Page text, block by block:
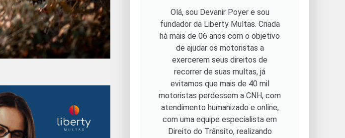
Olá, sou Devanir Poyer e sou
fundador da Liberty Multas. Criada
há mais de 06 anos com o objetivo
de ajudar os motoristas a
exercerem seus direitos de
recorrer de suas multas, já
evitamos que mais de 40 mil
motoristas perdessem a CNH, com
atendimento humanizado e online,
com uma equipe especialista em
Direito do Trânsito, realizando